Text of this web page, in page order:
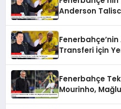
Anderson
Transferi İçin
Fenerbahçe
Mourinho,